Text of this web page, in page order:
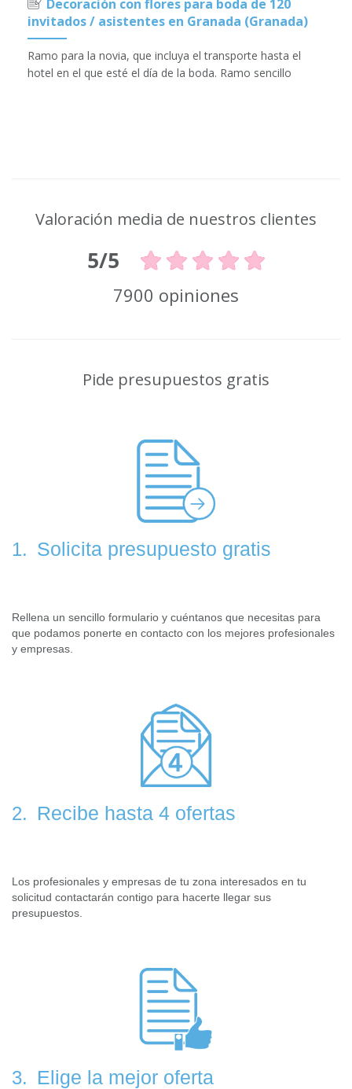
Decoración con flores para boda de 120
invitados / asistentes en Granada (Granada)
Ramo para la novia, que incluya el transporte hasta el
hotel en el que esté el día de la boda. Ramo sencillo
Valoración media de nuestros clientes
5/5
7900 opiniones
Pide presupuestos gratis
1. Solicita presupuesto gratis
Rellena un sencillo formulario y cuéntanos que necesitas para
que podamos ponerte en contacto con los mejores profesionales
y empresas.
2. Recibe hasta 4 ofertas
Los profesionales y empresas de tu zona interesados en tu
solicitud contactarán contigo para hacerte llegar sus
presupuestos.
3. Elige la mejor oferta